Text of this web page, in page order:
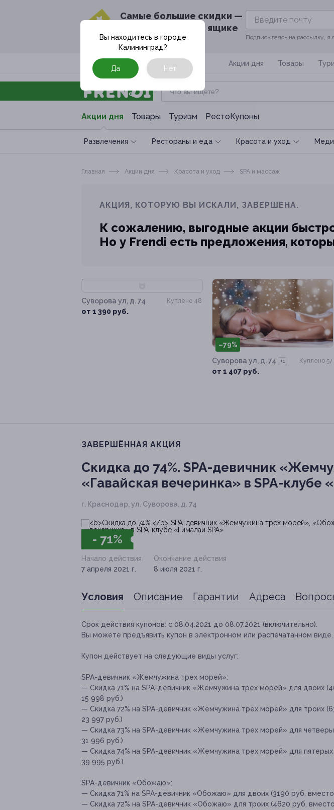
Cамые большие скидки —
в твоём почтовом ящике
Подписываясь на рассылку, я
Москва Акции дня Товары
Акции дня Товары Туризм РестоКупоны
Развлечения Рестораны и еда Красота и уход
Вы находитесь в городе
Калининград?
Да Нет
Главная Акции дня Красота и уход SPA и массаж
АКЦИЯ, КОТОРУЮ ВЫ ИСКАЛИ, ЗАВЕРШЕНА.
К сожалению, выгодные акции
Но у Frendi есть предложения,
Суворова ул, д. 74
от 1 390 руб.
Куплено 48
–79%
Суворова ул, д. 74
+1
от 1 407 руб.
Куплено 57
ЗАВЕРШЁННАЯ АКЦИЯ
Скидка до 74%. SPA-девичник
«Гавайская вечеринка» в SPA-клубе
г. Краснодар, ул. Суворова, д. 74
- 71%
Начало действия
7 апреля 2021 г.
Окончание действия
8 июля 2021 г.
Условия Описание Гарантии Адреса
Срок действия купонов: с 08.04.2021 до 08.07.2021 (включительно).
Вы можете предъявить купон в электронном или распечатанном виде.
Купон действует на следующие виды услуг:
SPA-девичник «Жемчужина трех морей»:
— Скидка 71% на SPA-девичник «Жемчужина трех морей» для двоих
15 998 руб.)
— Скидка 72% на SPA-девичник «Жемчужина трех морей» для троих
23 997 руб.)
— Скидка 73% на SPA-девичник «Жемчужина трех морей» для
31 996 руб.)
— Скидка 74% на SPA-девичник «Жемчужина трех морей» для
39 995 руб.)
SPA-девичник «Обожаю»:
— Скидка 71% на SPA-девичник «Обожаю» для двоих (3190 руб.
— Скидка 72% на SPA-девичник «Обожаю» для троих (4620 руб.